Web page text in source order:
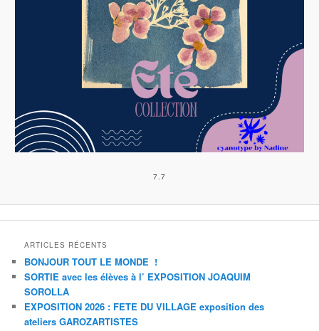
7.7
ARTICLES RÉCENTS
BONJOUR TOUT LE MONDE !
SORTIE avec les élèves à l’ EXPOSITION JOAQUIM
SOROLLA
EXPOSITION 2026 : FETE DU VILLAGE exposition des
ateliers GAROZARTISTES